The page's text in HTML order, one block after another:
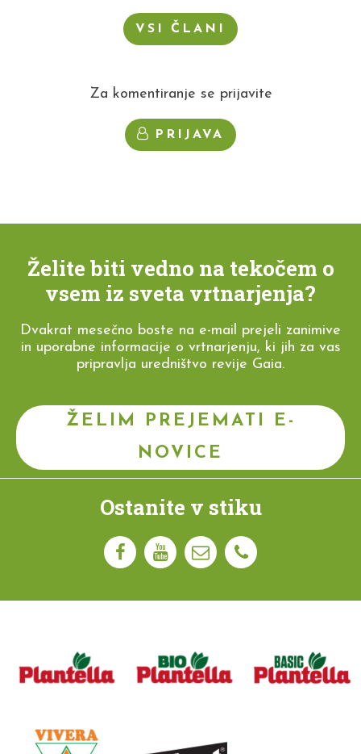
VSI ČLANI
Za komentiranje se prijavite
PRIJAVA
Želite biti vedno na tekočem o
vsem iz sveta vrtnarjenja?
Dvakrat mesečno boste na e-mail prejeli zanimive
in uporabne informacije o vrtnarjenju, ki jih za vas
pripravlja uredništvo revije Gaia.
ŽELIM PREJEMATI E-
NOVICE
Ostanite v stiku